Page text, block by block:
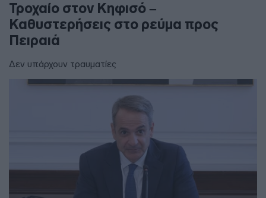
Τροχαίο στον Κηφισό –
Καθυστερήσεις στο ρεύμα προς
Πειραιά
Δεν υπάρχουν τραυματίες